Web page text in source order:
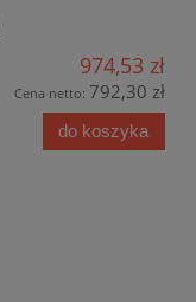
974,53 zł
Cena netto: 792,30 zł
do koszyka